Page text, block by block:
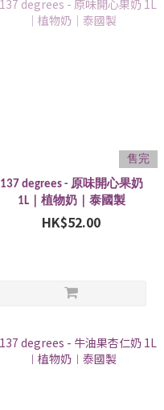
售完
137 degrees - 原味開心果奶
1L｜植物奶｜泰國製
HK$52.00